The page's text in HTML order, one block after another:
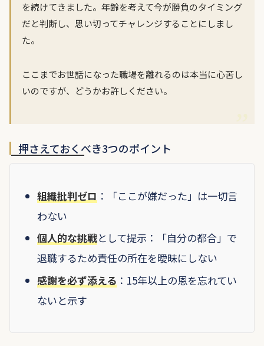
を続けてきました。年齢を考えて今が勝負のタイミング
だと判断し、思い切ってチャレンジすることにしまし
た。
ここまでお世話になった職場を離れるのは本当に心苦し
いのですが、どうかお許しください。
押さえておくべき3つのポイント
組織批判ゼロ ：「ここが嫌だった」は一切言
わない
個人的な挑戦として提示：「自分の都合」で
退職するため責任の所在を曖昧にしない
感謝を必ず添える ：15年以上の恩を忘れてい
ないと示す